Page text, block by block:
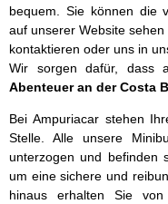
bequem. Sie können die
auf unserer Website
kontaktieren oder uns in
Wir sorgen dafür, dass
Abenteuer an der Costa
Bei Ampuriacar stehen
Stelle. Alle unsere
unterzogen und befinden
um eine sichere und
hinaus erhalten Sie von